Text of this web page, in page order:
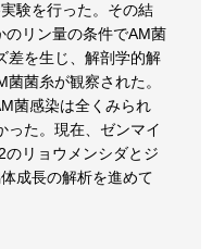
験を行った。その結
リン量の条件でAM菌
差を生じ、解剖学的解
菌糸が観察された。
菌感染は全くみられ
った。現在、ゼンマイ
のリョウメンシダとジ
成長の解析を進めて